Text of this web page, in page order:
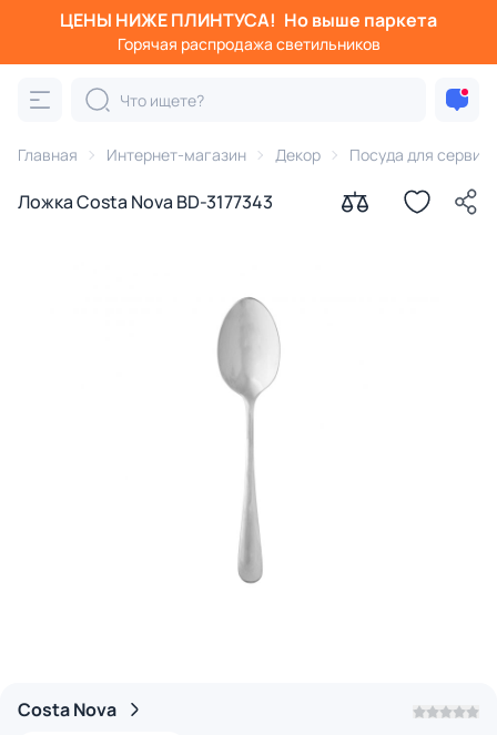
ЦЕНЫ НИЖЕ ПЛИНТУСА! Но выше паркета
Горячая распродажа светильников
Главная Интернет-магазин Декор Посуда для
Ложка Costa Nova BD-3177343
Costa Nova